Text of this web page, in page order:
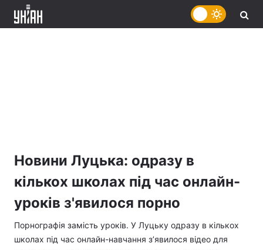
Новини Луцька: одразу в
кількох школах під час онлайн-
уроків з'явилося порно
Порнографія замість уроків. У Луцьку одразу в кількох
школах під час онлайн-навчання з’явилося відео для